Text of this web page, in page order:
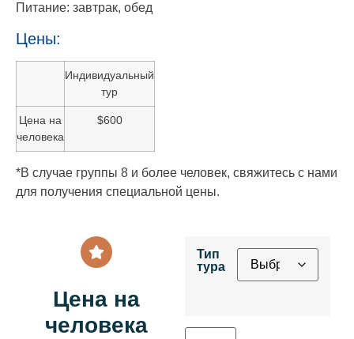
Питание: завтрак, обед
Цены:
Индивидуальный
тур
Цена на
человека
$600
*В случае группы 8 и более человек, свяжитесь с нами
для получения специальной цены.
Цена на
человека
Тип
тура